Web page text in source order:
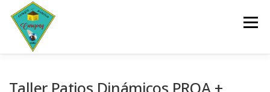
contenido
Menú
Taller Patios Dinámicos PROA +